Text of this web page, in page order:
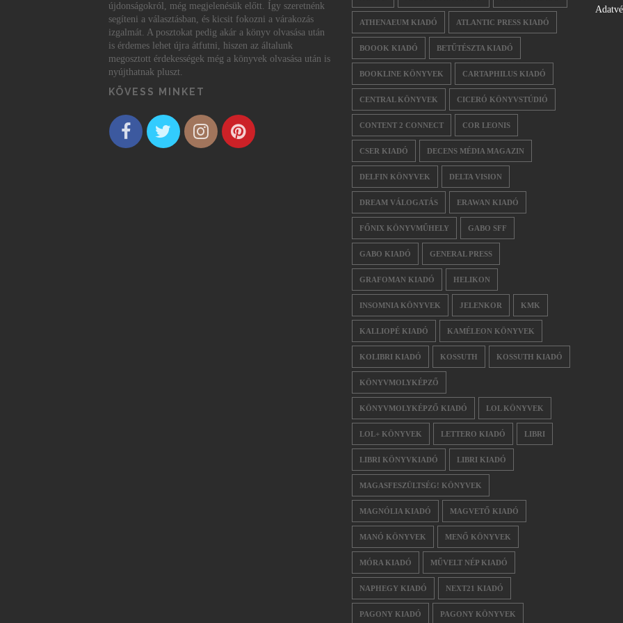
újdonságokról, még megjelenésük előtt. Így szeretnénk
segíteni a választásban, és kicsit fokozni a várakozás
izgalmát. A posztokat pedig akár a könyv olvasása után
is érdemes lehet újra átfutni, hiszen az általunk
megosztott érdekességek még a könyvek olvasása után is
nyújthatnak pluszt.
KÖVESS MINKET
ATHENAEUM KIADÓ ATLANTIC PRESS KIADÓ
BOOOK KIADÓ BETŰTÉSZTA KIADÓ
BOOKLINE KÖNYVEK CARTAPHILUS KIADÓ
CENTRAL KÖNYVEK CICERÓ KÖNYVSTÚDIÓ
CONTENT 2 CONNECT COR LEONIS
CSER KIADÓ DECENS MÉDIA MAGAZIN
DELFIN KÖNYVEK DELTA VISION
DREAM VÁLOGATÁS ERAWAN KIADÓ
FŐNIX KÖNYVMŰHELY GABO SFF
GABO KIADÓ GENERAL PRESS
GRAFOMAN KIADÓ HELIKON
INSOMNIA KÖNYVEK JELENKOR KMK
KALLIOPÉ KIADÓ KAMÉLEON KÖNYVEK
KOLIBRI KIADÓ KOSSUTH KOSSUTH KIADÓ
KÖNYVMOLYKÉPZŐ
KÖNYVMOLYKÉPZŐ KIADÓ LOL KÖNYVEK
LOL+ KÖNYVEK LETTERO KIADÓ LIBRI
LIBRI KÖNYVKIADÓ LIBRI KIADÓ
MAGASFESZÜLTSÉG! KÖNYVEK
MAGNÓLIA KIADÓ MAGVETŐ KIADÓ
MANÓ KÖNYVEK MENŐ KÖNYVEK
MÓRA KIADÓ MŰVELT NÉP KIADÓ
NAPHEGY KIADÓ NEXT21 KIADÓ
PAGONY KIADÓ PAGONY KÖNYVEK